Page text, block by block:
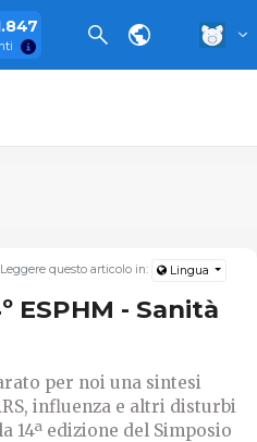
Leggere questo articolo in: Lingua
ESPHM - Sanità
per noi una sintesi
influenza e altri disturbi
14ª edizione del Simposio